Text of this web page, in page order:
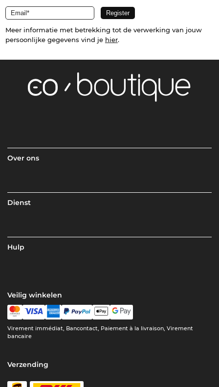
Meer informatie met betrekking tot de verwerking van jouw
persoonlijke gegevens vind je hier.
Over ons
Dienst
Hulp
Veilig winkelen
Virement immédiat, Bancontact, Paiement à la livraison, Virement
bancaire
Verzending